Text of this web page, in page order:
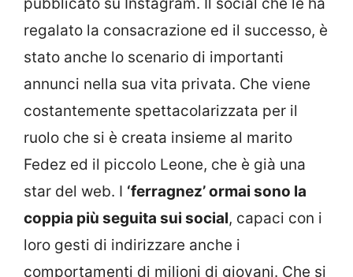
pubblicato su Instagram. Il social che le ha
regalato la consacrazione ed il successo, è
stato anche lo scenario di importanti
annunci nella sua vita privata. Che viene
costantemente spettacolarizzata per il
ruolo che si è creata insieme al marito
Fedez ed il piccolo Leone, che è già una
star del web. I ‘ferragnez’ ormai sono la
coppia più seguita sui social, capaci con i
loro gesti di indirizzare anche i
comportamenti di milioni di giovani. Che si